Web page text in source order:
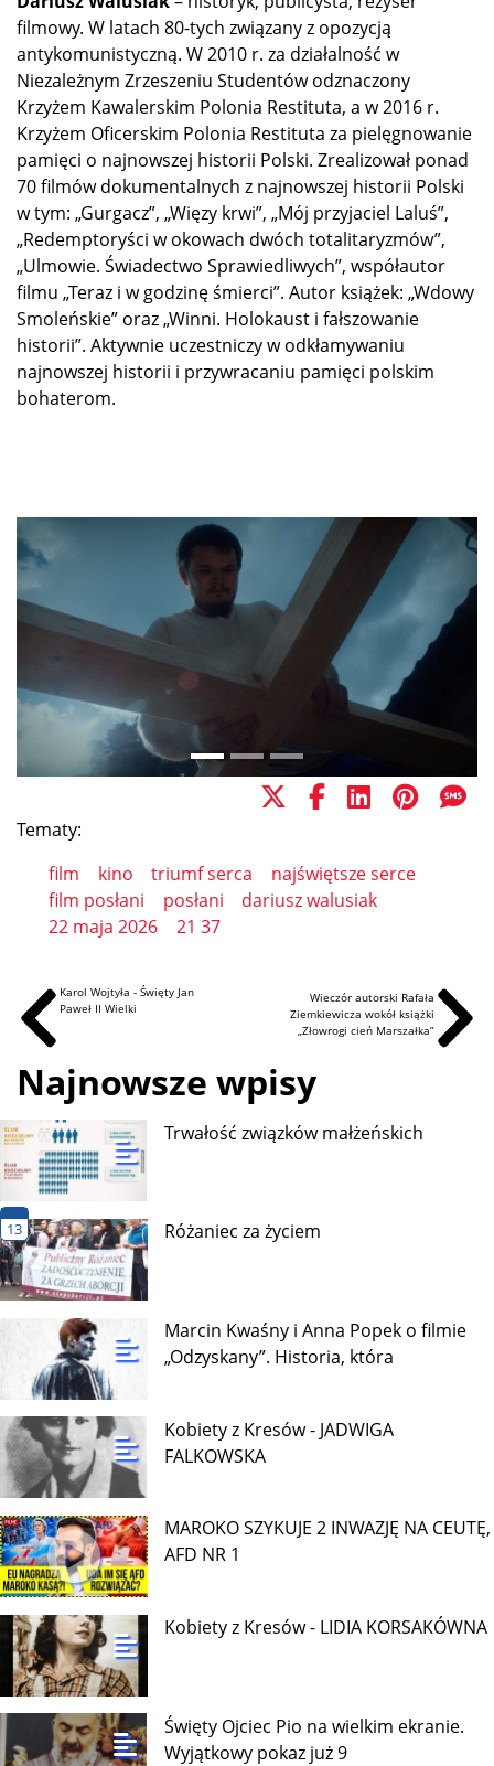
filmowy. W latach 80-tych związany z opozycją
antykomunistyczną. W 2010 r. za działalność w
Niezależnym Zrzeszeniu Studentów odznaczony
Krzyżem Kawalerskim Polonia Restituta, a w 2016 r.
Krzyżem Oficerskim Polonia Restituta za pielęgnowanie
pamięci o najnowszej historii Polski. Zrealizował ponad
70 filmów dokumentalnych z najnowszej historii Polski
w tym: „Gurgacz”, „Więzy krwi”, „Mój przyjaciel Laluś”,
„Redemptoryści w okowach dwóch totalitaryzmów”,
„Ulmowie. Świadectwo Sprawiedliwych”, współautor
filmu „Teraz i w godzinę śmierci”. Autor książek: „Wdowy
Smoleńskie” oraz „Winni. Holokaust i fałszowanie
historii”. Aktywnie uczestniczy w odkłamywaniu
najnowszej historii i przywracaniu pamięci polskim
bohaterom.
Tematy:
film
kino triumf serca
najświętsze serce
film posłani
posłani
dariusz walusiak
22 maja 2026
21 37
Karol Wojtyła - Święty Jan
Paweł II Wielki
Wieczór autorski Rafała
Ziemkiewicza wokół książki
„Złowrogi cień Marszałka”
Najnowsze wpisy
Trwałość związków małżeńskich
13 Różaniec za życiem
Marcin Kwaśny i Anna Popek o filmie
„Odzyskany”. Historia, która
Kobiety z Kresów - JADWIGA
FALKOWSKA
MAROKO SZYKUJE 2 INWAZJĘ NA CEUTĘ,
AFD NR 1
Kobiety z Kresów - LIDIA KORSAKÓWNA
Święty Ojciec Pio na wielkim ekranie.
Wyjątkowy pokaz już 9